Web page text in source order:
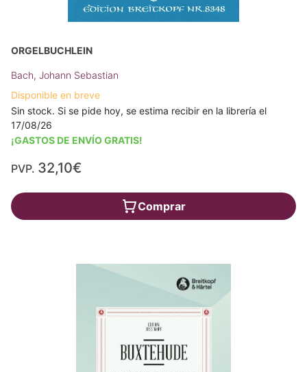
ORGELBUCHLEIN
Bach, Johann Sebastian
Disponible en breve
Sin stock. Si se pide hoy, se estima recibir en la librería el
17/08/26
¡GASTOS DE ENVÍO GRATIS!
PVP. 32,10€
Comprar